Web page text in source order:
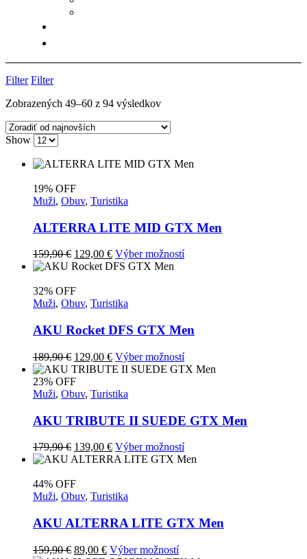
Filter Filter
Zobrazených 49–60 z 94 výsledkovZoradené
najnovších
Show
19% OFF
Muži, Obuv, Turistika
ALTERRA LITE MID GTX Men
159,90€ Pôvodná
cena
159,90 €.
129,00 €Aktuálna
cena
Výber možnostíTento
si
môžete
vybrať
na
stránke
32% OFF
Muži, Obuv, Turistika
AKU Rocket DFS GTX Men
189,90€ Pôvodná
cena
bola:
189,90 €.
129,00 €Aktuálna
cena
129,00 €.
Výber možnostíTento
produkt
Možnosti
si
môžete
vybrať
23% OFF
Muži, Obuv, Turistika
AKU TRIBUTE II SUEDE GTX Men
179,90€ Pôvodná
cena
179,90 €.
139,00 €Aktuálna
cena
Výber možnostíTento
produkt
si
môžete
44% OFF
Muži, Obuv, Turistika
AKU ALTERRA LITE GTX Men
159,90€ Pôvodná
89,00 €Aktuálna
Výber možnostíTento